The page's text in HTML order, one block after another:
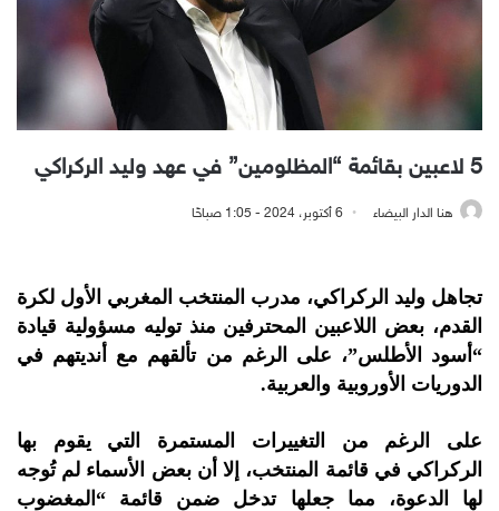
5 لاعبين بقائمة “المظلومين” في عهد وليد الركراكي
هنا الدار البيضاء 6 أكتوبر، 2024 - 1:05 صباحًا
تجاهل وليد الركراكي، مدرب المنتخب المغربي الأول لكرة
القدم، بعض اللاعبين المحترفين منذ توليه مسؤولية قيادة
“أسود الأطلس”، على الرغم من تألقهم مع أنديتهم في
الدوريات الأوروبية والعربية.
على الرغم من التغييرات المستمرة التي يقوم بها
الركراكي في قائمة المنتخب، إلا أن بعض الأسماء لم تُوجه
لها الدعوة، مما جعلها تدخل ضمن قائمة “المغضوب